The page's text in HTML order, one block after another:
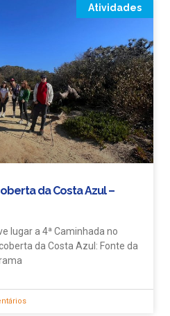
Atividades
da Costa Azul –
lugar a 4ª Caminhada no
da Costa Azul: Fonte da